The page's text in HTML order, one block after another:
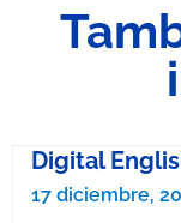
Digital
17 diciembre,